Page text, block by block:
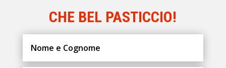
CHE BEL PASTICCIO!